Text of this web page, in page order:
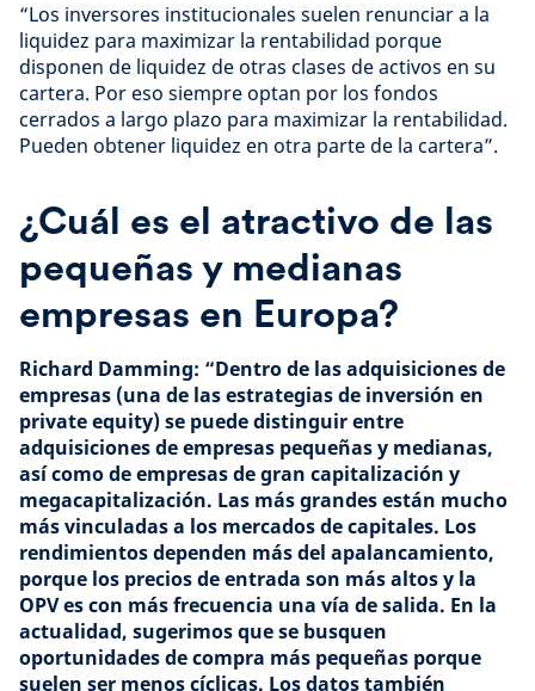
“Los inversores institucionales suelen renunciar a la
liquidez para maximizar la rentabilidad porque
disponen de liquidez de otras clases de activos en su
cartera. Por eso siempre optan por los fondos
cerrados a largo plazo para maximizar la rentabilidad.
Pueden obtener liquidez en otra parte de la cartera”.
¿Cuál es el atractivo de las
pequeñas y medianas
empresas en Europa?
Richard Damming: “Dentro de las adquisiciones de
empresas (una de las estrategias de inversión en
private equity) se puede distinguir entre
adquisiciones de empresas pequeñas y medianas,
así como de empresas de gran capitalización y
megacapitalización. Las más grandes están mucho
más vinculadas a los mercados de capitales. Los
rendimientos dependen más del apalancamiento,
porque los precios de entrada son más altos y la
OPV es con más frecuencia una vía de salida. En la
actualidad, sugerimos que se busquen
oportunidades de compra más pequeñas porque
suelen ser menos cíclicas. Los datos también